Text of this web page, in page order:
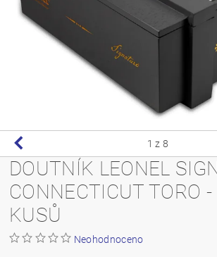
1 z 8
DOUTNÍK LEONEL
CONNECTICUT TORO
KUSŮ
Neohodnoceno